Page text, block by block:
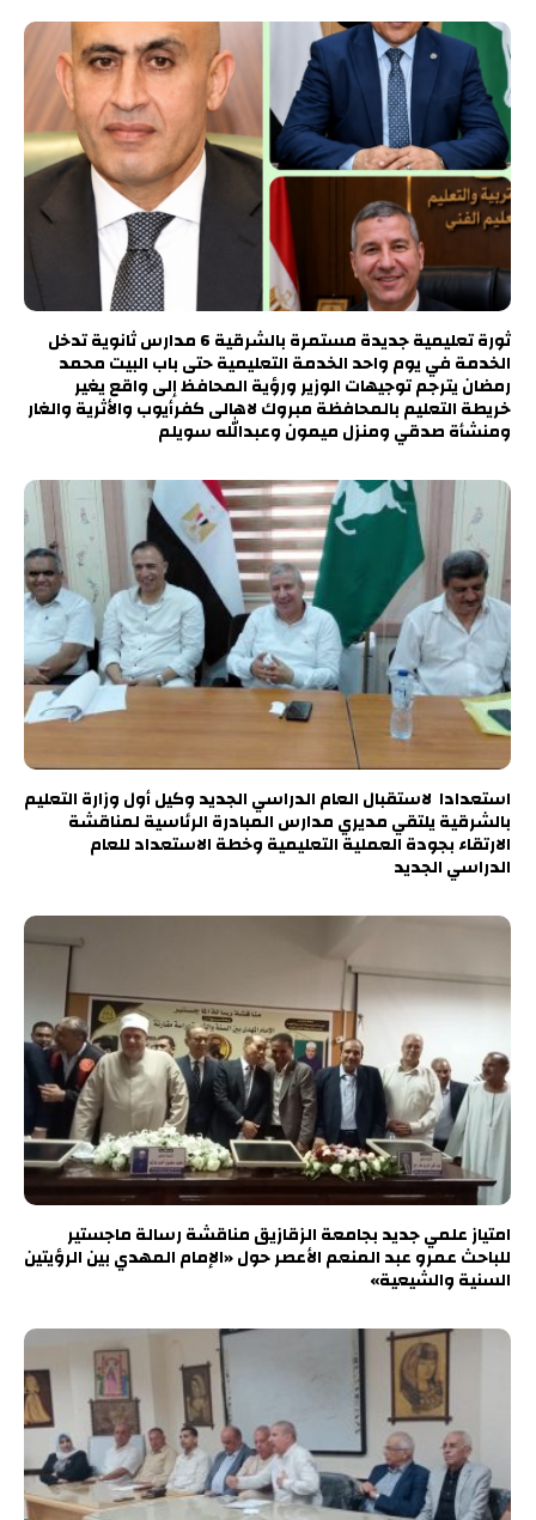
ثورة تعليمية جديدة مستمرة بالشرقية 6 مدارس ثانوية تدخل
الخدمة في يوم واحد الخدمة التعليمية حتى باب البيت محمد
رمضان يترجم توجيهات الوزير ورؤية المحافظ إلى واقع يغير
خريطة التعليم بالمحافظة مبروك لاهالى كفرأيوب والأثرية والغار
ومنشأة صدقي ومنزل ميمون وعبدالله سويلم
استعدادا لاستقبال العام الدراسي الجديد وكيل أول وزارة التعليم
بالشرقية يلتقي مديري مدارس المبادرة الرئاسية لمناقشة
الارتقاء بجودة العملية التعليمية وخطة الاستعداد للعام
الدراسي الجديد
امتياز علمي جديد بجامعة الزقازيق مناقشة رسالة ماجستير
للباحث عمرو عبد المنعم الأعصر حول «الإمام المهدي بين الرؤيتين
السنية والشيعية»